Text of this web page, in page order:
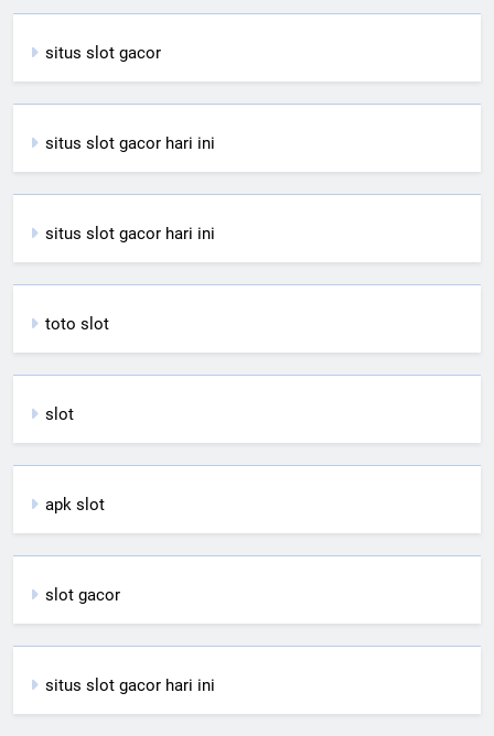
situs slot gacor
situs slot gacor hari ini
situs slot gacor hari ini
toto slot
slot
apk slot
slot gacor
situs slot gacor hari ini